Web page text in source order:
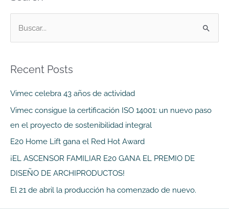
u
c
a
:
Recent Posts
Vimec celebra 43 años de actividad
Vimec consigue la certificación ISO 14001: un nuevo paso
en el proyecto de sostenibilidad integral
E20 Home Lift gana el Red Hot Award
¡EL ASCENSOR FAMILIAR E20 GANA EL PREMIO DE
DISEÑO DE ARCHIPRODUCTOS!
El 21 de abril la producción ha comenzado de nuevo.